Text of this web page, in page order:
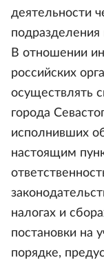
деятельности
подразделения
В отношении
российских
осуществлять
города
исполнивших
настоящим
налогах и
постановки на
порядке,